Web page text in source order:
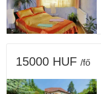
15000 HUF /fő